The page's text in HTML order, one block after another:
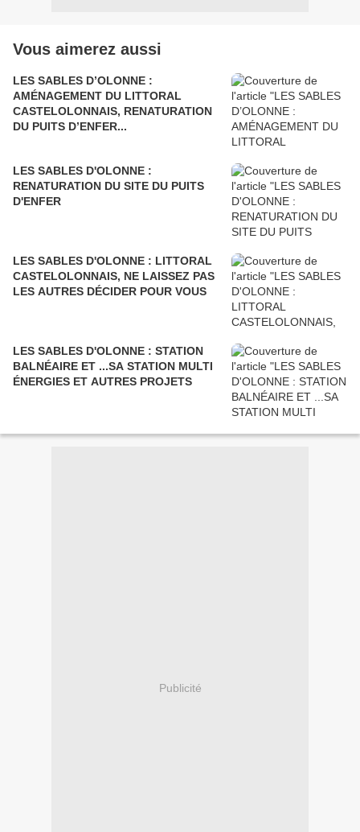
Vous aimerez aussi
LES SABLES D’OLONNE :
AMÉNAGEMENT DU LITTORAL
CASTELOLONNAIS, RENATURATION
DU PUITS D’ENFER...
LES SABLES D'OLONNE :
RENATURATION DU SITE DU PUITS
D'ENFER
LES SABLES D'OLONNE : LITTORAL
CASTELOLONNAIS, NE LAISSEZ PAS
LES AUTRES DÉCIDER POUR VOUS
LES SABLES D'OLONNE : STATION
BALNÉAIRE ET ...SA STATION MULTI
ÉNERGIES ET AUTRES PROJETS
Publicité